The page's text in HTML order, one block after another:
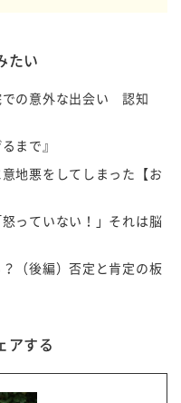
たい
の意外な出会い 認知
まで』
地悪をしてしまった【お
っていない！」それは脳
（後編）否定と肯定の板
アする